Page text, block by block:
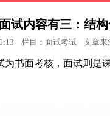
试内容有三：结构
栏目：面试考试 文章来
书面考核，面试则是